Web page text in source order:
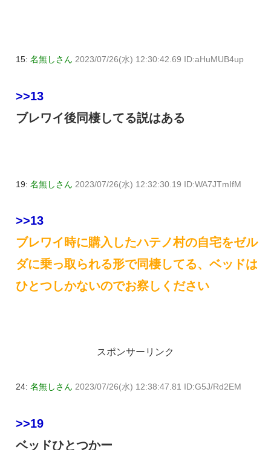
15: 名無しさん 2023/07/26(水) 12:30:42.69 ID:aHuMUB4up
>>13
ブレワイ後同棲してる説はある
19: 名無しさん 2023/07/26(水) 12:32:30.19 ID:WA7JTmIfM
>>13
ブレワイ時に購入したハテノ村の自宅をゼル
ダに乗っ取られる形で同棲してる、ベッドは
ひとつしかないのでお察しください
スポンサーリンク
24: 名無しさん 2023/07/26(水) 12:38:47.81 ID:G5J/Rd2EM
>>19
ベッドひとつかー